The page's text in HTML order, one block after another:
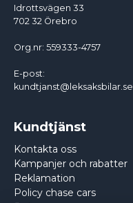
Idrottsvägen 33
702 32 Örebro
Org.nr: 559333-4757
E-post:
kundtjanst@leksaksbilar.se
Kundtjänst
Kontakta oss
Kampanjer och rabatter
Reklamation
Policy chase cars